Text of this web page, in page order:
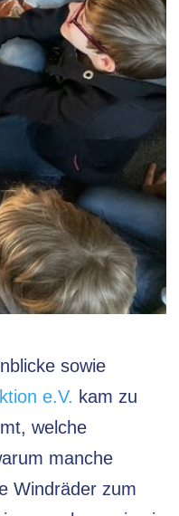
sowie
e.V. kam zu
welche
manche
Windräder zum